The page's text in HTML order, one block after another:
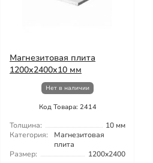
Магнезитовая плита
1200x2400x10 мм
Нет в наличии
Код Товара: 2414
Толщина:
10 мм
Категория:
Магнезитовая
плита
Размер:
1200x2400